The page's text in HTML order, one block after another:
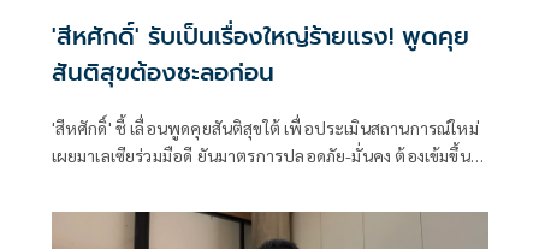
'สีหศักดิ์' รับเป็นเรื่องใหญ่ร้ายแรง! พูดคุย
สันติสุขต้องชะลอก่อน
'สีหศักดิ์' ชี้ เลื่อนพูดคุยสันติสุขใต้ เพื่อประเมินสถานการณ์ใหม่
เผยมาเลเซียร่วมมือดี ยันมาตรการปลอดภัย-มั่นคง ต้องเข้มขึ้น